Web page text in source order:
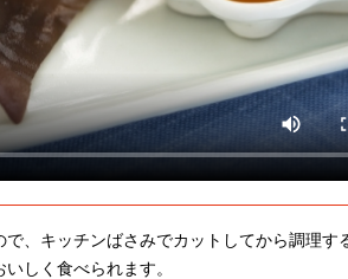
、キッチンばさみでカットしてから調理す
しく食べられます。